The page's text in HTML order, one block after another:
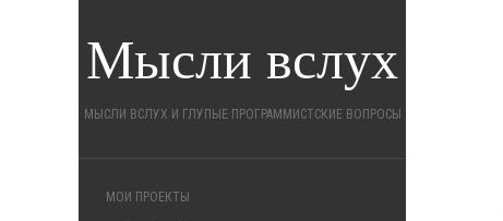
Мысли вслух
МЫСЛИ ВСЛУХ И ГЛУПЫЕ ПРОГРАММИСТСКИЕ ВОПРОСЫ
МОИ ПРОЕКТЫ